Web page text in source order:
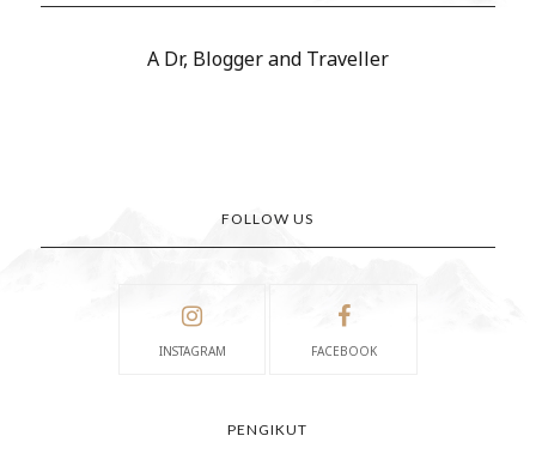
A Dr, Blogger and Traveller
FOLLOW US
INSTAGRAM FACEBOOK
PENGIKUT